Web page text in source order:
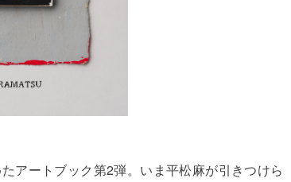
アートブック第2弾。いま平松麻が引きつけら